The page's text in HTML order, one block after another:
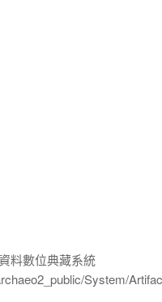
料數位典藏系統
System/